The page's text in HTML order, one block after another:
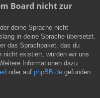
Board nicht zur
deine Sprache nicht
in deine Sprache übersetzt.
das Sprachpaket, das du
nicht existiert, würden wir uns
Informationen dazu
oder auf phpBB.de gefunden